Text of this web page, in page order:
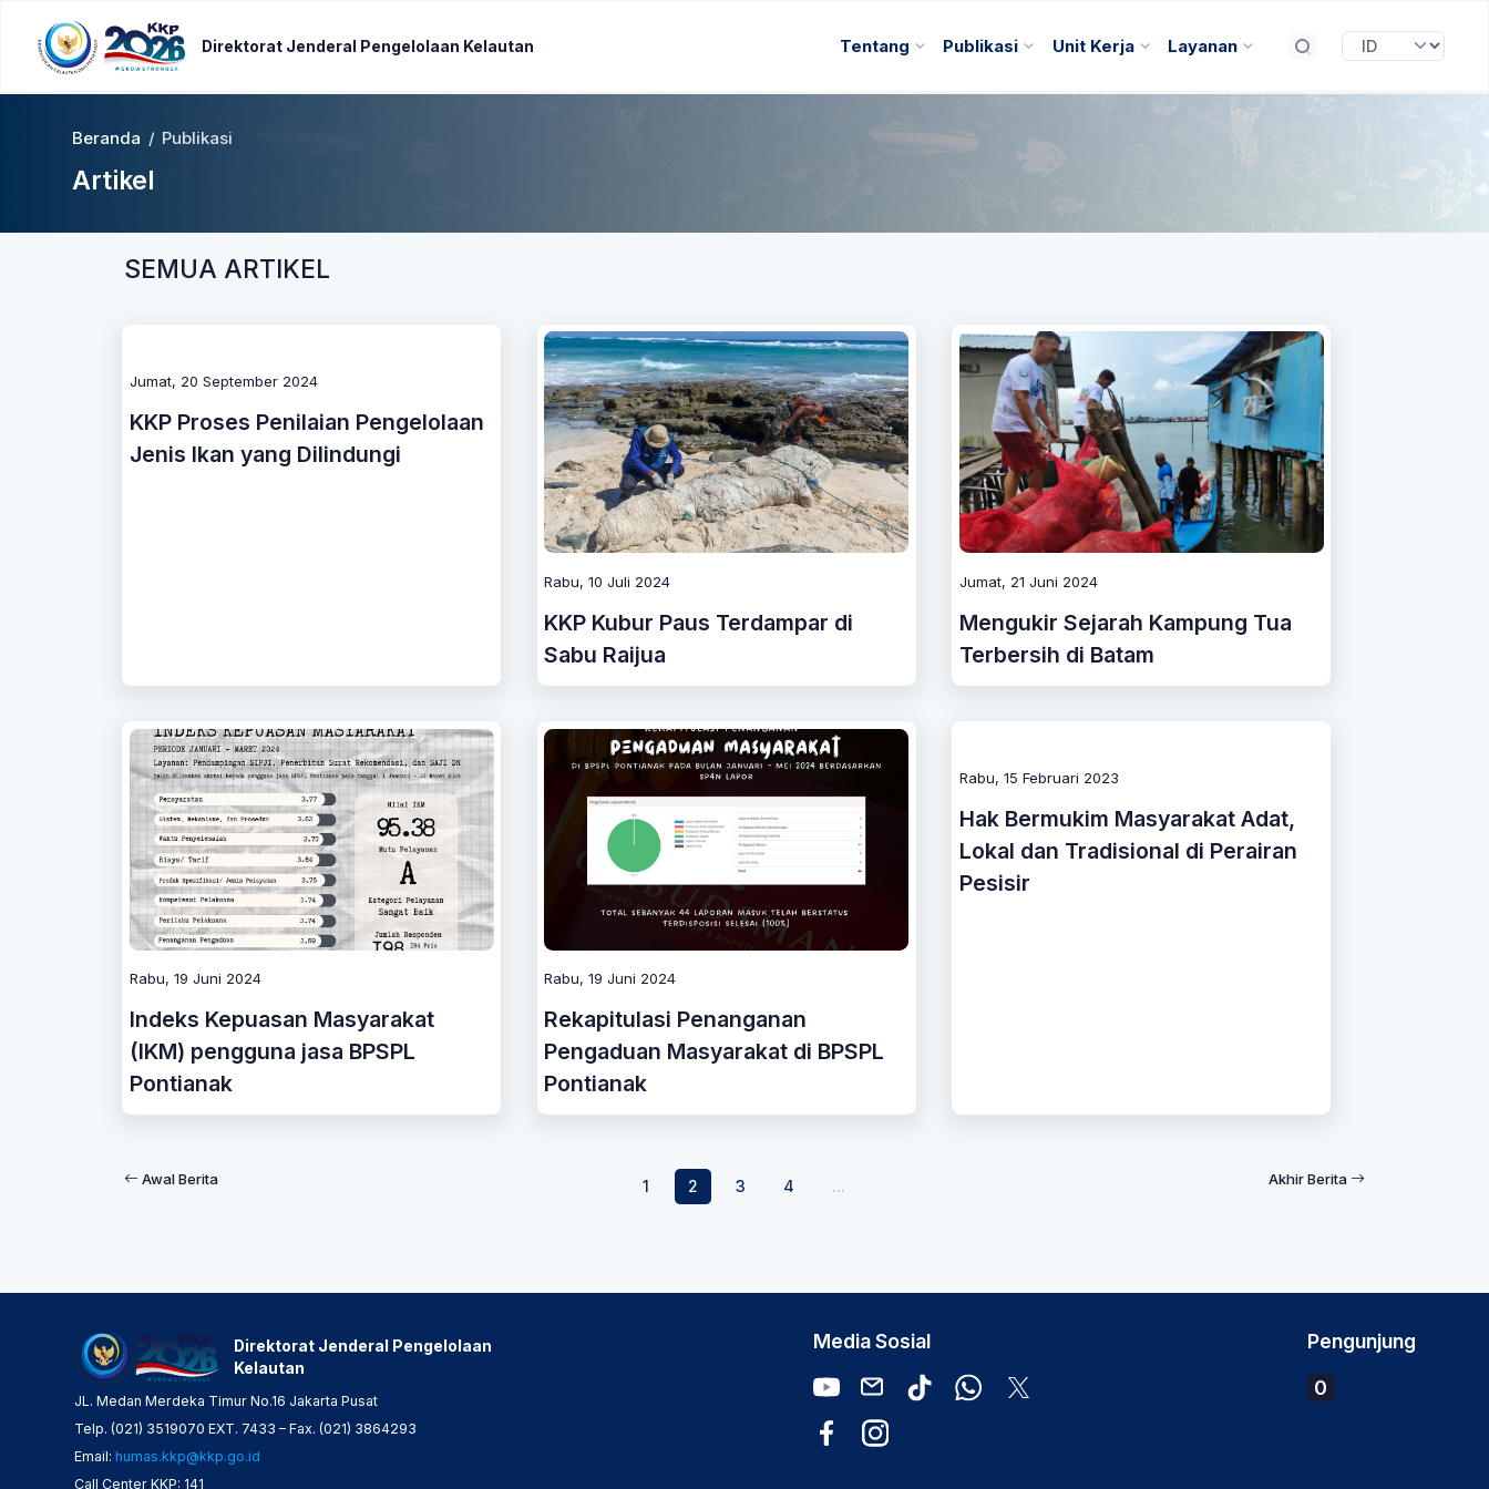
Direktorat Jenderal Pengelolaan Kelautan Tentang Publikasi Unit Kerja Layanan
Beranda / Publikasi
Artikel
SEMUA ARTIKEL
Jumat, 20 September 2024
KKP Proses Penilaian Pengelolaan
Jenis Ikan yang Dilindungi
Rabu, 10 Juli 2024
KKP Kubur Paus Terdampar di
Sabu Raijua
Jumat, 21 Juni 2024
Mengukir Sejarah Kampung Tua
Terbersih di Batam
Rabu, 19 Juni 2024
Indeks Kepuasan Masyarakat
(IKM) pengguna jasa BPSPL
Pontianak
Rabu, 19 Juni 2024
Rekapitulasi Penanganan
Pengaduan Masyarakat di BPSPL
Pontianak
Rabu, 15 Februari 2023
Hak Bermukim Masyarakat Adat,
Lokal dan Tradisional di Perairan
Pesisir
Awal Berita 1 2 3 4 ... Akhir Berita
Direktorat Jenderal Pengelolaan
Kelautan
JL. Medan Merdeka Timur No.16 Jakarta Pusat
Telp. (021) 3519070 EXT. 7433 – Fax. (021) 3864293
Email: humas.kkp@kkp.go.id
Call Center KKP: 141
Media Sosial Pengunjung
0